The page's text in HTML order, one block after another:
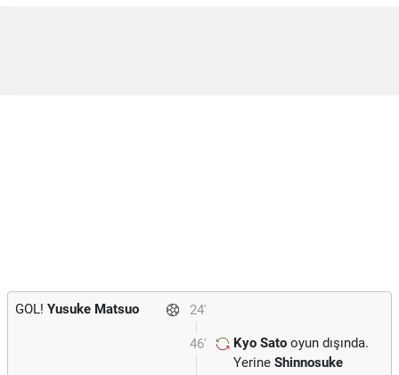
24'
GOL! Yusuke Matsuo
46' Kyo Sato oyun dışında.
Yerine Shinnosuke